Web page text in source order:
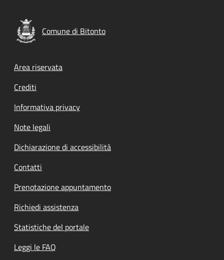
Comune di Bitonto
Footer menu
Area riservata
Crediti
Informativa privacy
Note legali
Dichiarazione di accessibilità
Contatti
Prenotazione appuntamento
Richiedi assistenza
Statistiche del portale
Leggi le FAQ